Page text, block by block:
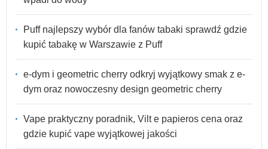
Puff najlepszy wybór dla fanów tabaki sprawdź gdzie
kupić tabakę w Warszawie z Puff
e-dym i geometric cherry odkryj wyjątkowy smak z e-
dym oraz nowoczesny design geometric cherry
Vape praktyczny poradnik, Vilt e papieros cena oraz
gdzie kupić vape wyjątkowej jakości